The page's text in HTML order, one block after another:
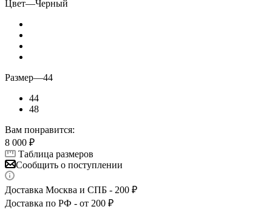
Цвет—Черный
Размер—44
44
48
Вам понравится:
8 000 ₽
Таблица размеров
Сообщить о поступлении
Доставка Москва и СПБ - 200 ₽
Доставка по РФ - от 200 ₽